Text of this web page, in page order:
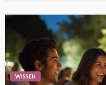
WISSEN